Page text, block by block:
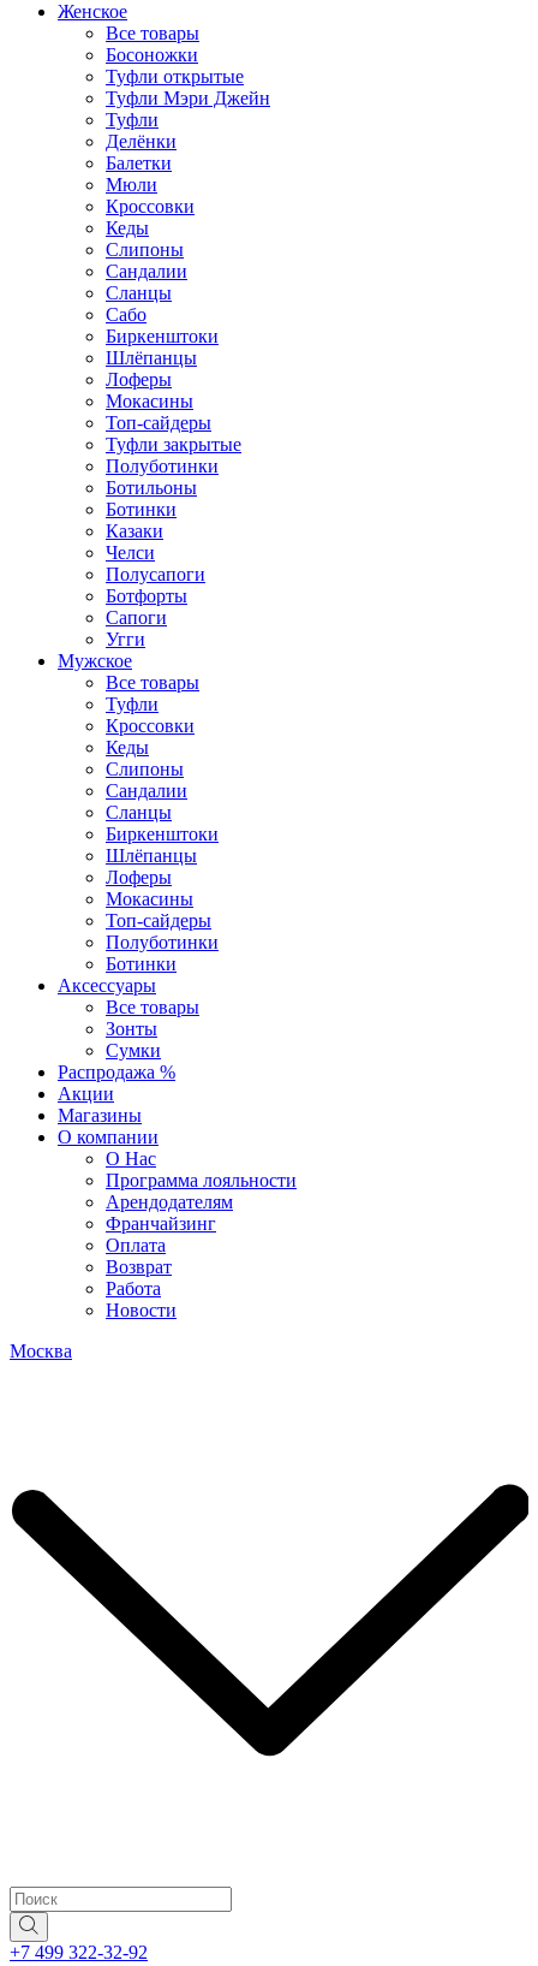
Женское
Все товары
Босоножки
Туфли открытые
Туфли Мэри Джейн
Туфли
Делёнки
Балетки
Мюли
Кроссовки
Кеды
Слипоны
Сандалии
Сланцы
Сабо
Биркенштоки
Шлёпанцы
Лоферы
Мокасины
Топ-сайдеры
Туфли закрытые
Полуботинки
Ботильоны
Ботинки
Казаки
Челси
Полусапоги
Ботфорты
Сапоги
Угги
Мужское
Все товары
Туфли
Кроссовки
Кеды
Слипоны
Сандалии
Сланцы
Биркенштоки
Шлёпанцы
Лоферы
Мокасины
Топ-сайдеры
Полуботинки
Ботинки
Аксессуары
Все товары
Зонты
Сумки
Распродажа %
Акции
Магазины
О компании
О Нас
Программа лояльности
Арендодателям
Франчайзинг
Оплата
Возврат
Работа
Новости
Москва
+7 499 322-32-92